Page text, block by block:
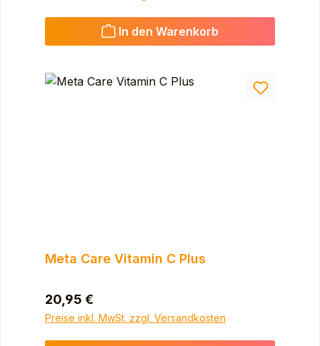
In den Warenkorb
Meta Care Vitamin C Plus
Regulärer Preis:
20,95 €
Preise inkl. MwSt. zzgl. Versandkosten